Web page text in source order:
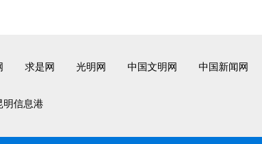
求是网 光明网 中国文明网 中国新闻网
明信息港